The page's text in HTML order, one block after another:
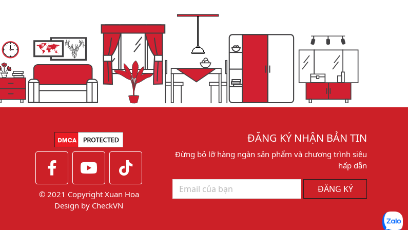
© 2021 Copyright Xuan Hoa
Design by CheckVN
ĐĂNG KÝ NHẬN BẢN TIN
Đừng bỏ lỡ hàng ngàn sản phẩm và chương trình siêu
hấp dẫn
ĐĂNG KÝ